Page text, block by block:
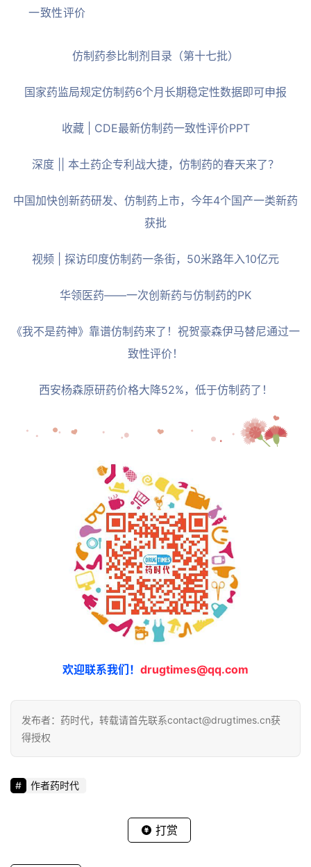
一致性评价
仿制药参比制剂目录（第十七批）
国家药监局规定仿制药6个月长期稳定性数据即可申报
收藏 | CDE最新仿制药一致性评价PPT
深度 || 本土药企专利战大捷，仿制药的春天来了？
中国加快创新药研发、仿制药上市，今年4个国产一类新药
获批
视频 | 探访印度仿制药一条街，50米路年入10亿元
华领医药——一次创新药与仿制药的PK
《我不是药神》靠谱仿制药来了！祝贺豪森伊马替尼通过一
致性评价！
西安杨森原研药价格大降52%，低于仿制药了！
欢迎联系我们！ drugtimes@qq.com
发布者：药时代，转载请首先联系contact@drugtimes.cn获
得授权
作者药时代
打赏